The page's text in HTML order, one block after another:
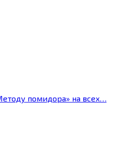
помидора» на всех…